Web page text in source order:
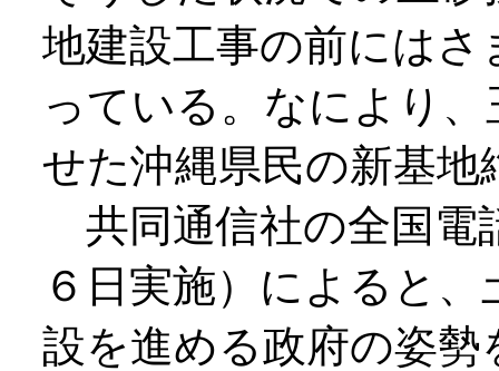
地建設工事の前には
っている。なにより
せた沖縄県民の新基地
共同通信社の全国電
６日実施）によると
設を進める政府の姿